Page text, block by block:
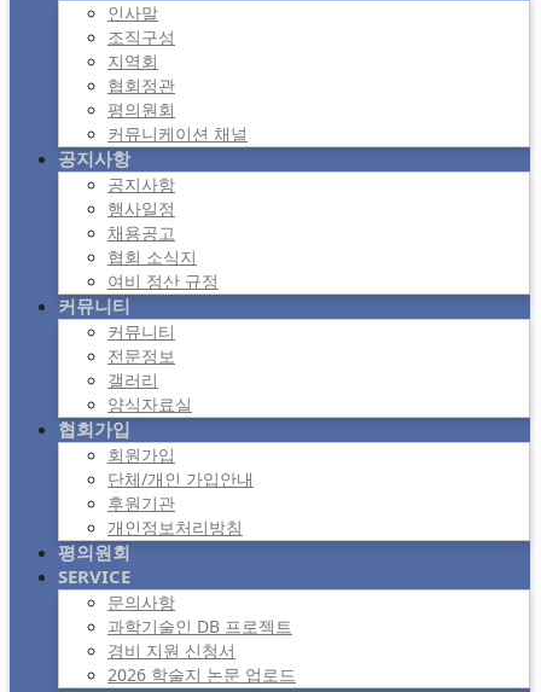
인사말
조직구성
지역회
협회정관
평의원회
커뮤니케이션 채널
공지사항
공지사항
행사일정
채용공고
협회 소식지
여비 정산 규정
커뮤니티
커뮤니티
전문정보
갤러리
양식자료실
협회가입
회원가입
단체/개인 가입안내
후원기관
개인정보처리방침
평의원회
SERVICE
문의사항
과학기술인 DB 프로젝트
경비 지원 신청서
2026 학술지 논문 업로드